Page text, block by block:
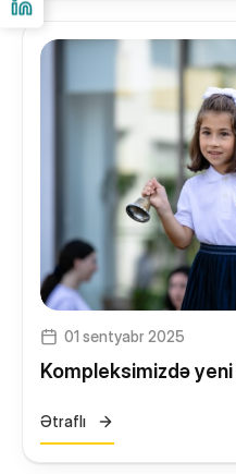
01 sentyabr 2025
Kompleksimizdə
Ətraflı